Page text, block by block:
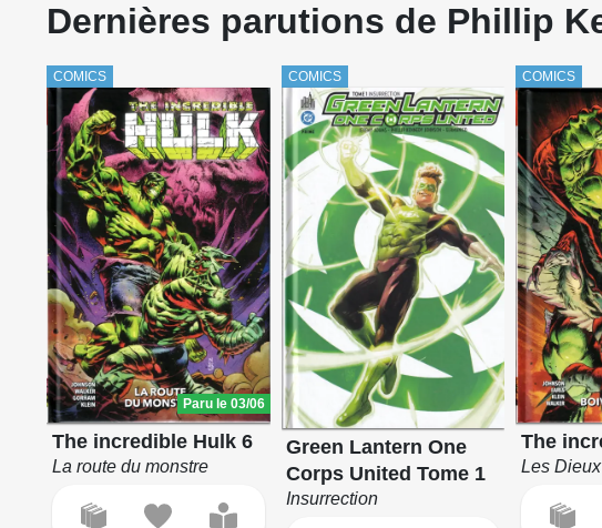
Dernières parutions de Phillip
COMICS
Paru le 03/06
The incredible Hulk 6
La route du monstre
COMICS
Green Lantern One
Corps United Tome 1
Insurrection
COMICS
The
Les